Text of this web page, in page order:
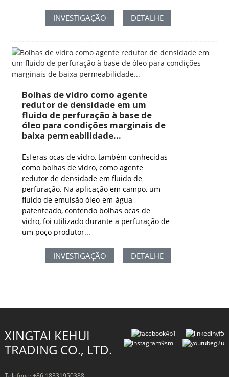
INVESTIGAÇÃO DETALHE
Bolhas de vidro como agente
redutor de densidade em um
fluido de perfuração à base de
óleo para condições marginais de
baixa permeabilidade...
Esferas ocas de vidro, também conhecidas
como bolhas de vidro, como agente
redutor de densidade em fluido de
perfuração. Na aplicação em campo, um
fluido de emulsão óleo-em-água
patenteado, contendo bolhas ocas de
vidro, foi utilizado durante a perfuração de
um poço produtor...
INVESTIGAÇÃO DETALHE
XINGTAI KEHUI
TRADING CO., LTD.